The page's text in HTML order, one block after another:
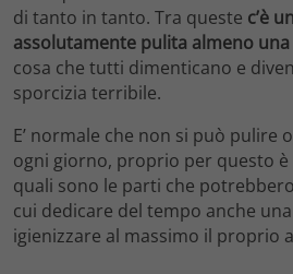
di tanto in tanto. Tra queste c’è
assolutamente pulita almeno una
cosa che tutti dimenticano e
sporcizia terribile.
E’ normale che non si può pulire
ogni giorno, proprio per questo
quali sono le parti che
cui dedicare del tempo anche
igienizzare al massimo il proprio